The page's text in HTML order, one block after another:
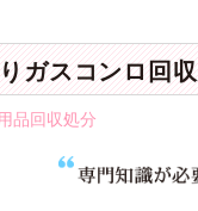
ガスコンロ回
品回収処分